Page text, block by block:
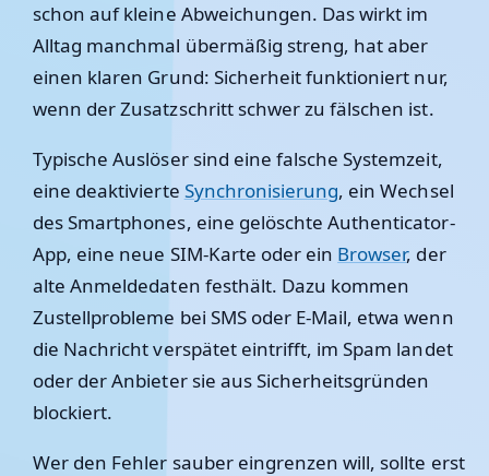
schon auf kleine Abweichungen. Das wirkt im
Alltag manchmal übermäßig streng, hat aber
einen klaren Grund: Sicherheit funktioniert nur,
wenn der Zusatzschritt schwer zu fälschen ist.
Typische Auslöser sind eine falsche Systemzeit,
eine deaktivierte Synchronisierung, ein Wechsel
des Smartphones, eine gelöschte Authenticator-
App, eine neue SIM-Karte oder ein Browser, der
alte Anmeldedaten festhält. Dazu kommen
Zustellprobleme bei SMS oder E-Mail, etwa wenn
die Nachricht verspätet eintrifft, im Spam landet
oder der Anbieter sie aus Sicherheitsgründen
blockiert.
Wer den Fehler sauber eingrenzen will, sollte erst